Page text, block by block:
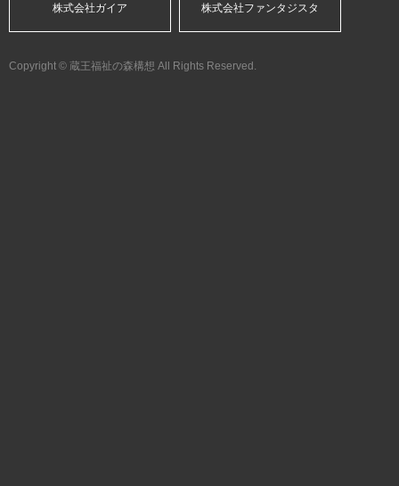
株式会社ガイア 株式会社ファンタジスタ
Copyright © 蔵王福祉の森構想 All Rights Reserved.